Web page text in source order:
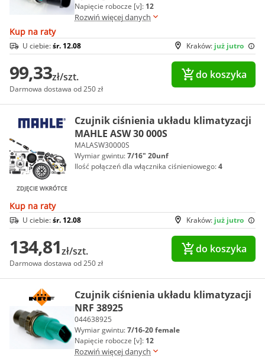
Napięcie robocze [v]: 12
Rozwiń więcej danych
Kup na raty
Kraków: już jutro
U ciebie:śr. 12.08
99,33zł/szt.
Darmowa dostawa od 250 zł
do koszyka
Czujnik ciśnienia układu klimatyzacji
MAHLE ASW 30 000S
MALASW30000S
Wymiar gwintu:7/16" 20unf
Ilość połączeń dla włącznika ciśnieniowego:4
Kup na raty
Kraków: już jutro
U ciebie:śr. 12.08
134,81zł/szt.
Darmowa dostawa od 250 zł
do koszyka
Czujnik ciśnienia układu klimatyzacji
NRF 38925
044638925
Wymiar gwintu:7/16-20 female
Napięcie robocze [v]: 12
Rozwiń więcej danych